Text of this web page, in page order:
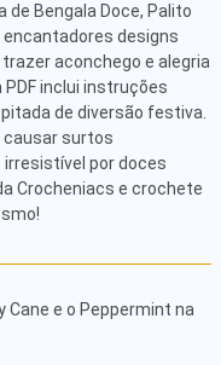
Bengala Doce, Palito
encantadores designs
aconchego e alegria
inclui instruções
de diversão festiva.
causar surtos
por doces
Crocheniacs e crochete
Cane e o Peppermint na